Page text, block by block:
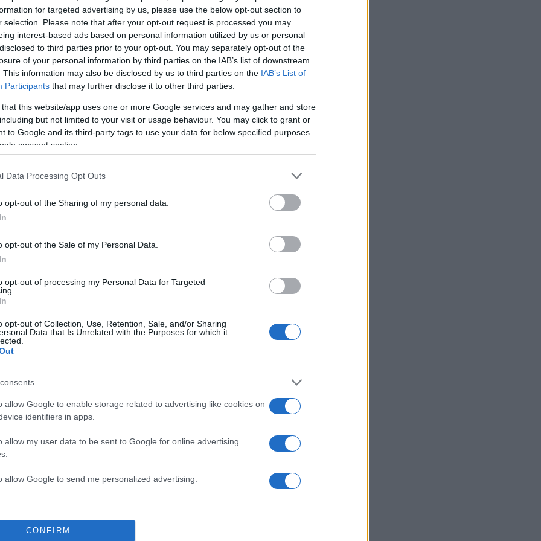
for targeted advertising by us, please use the below opt-out section to
selection. Please note that after your opt-out request is processed you may
interest-based ads based on personal information utilized by us or personal
to third parties prior to your opt-out. You may separately opt-out of the
of your personal information by third parties on the IAB’s list of downstream
This information may also be disclosed by us to third parties on the IAB’s List of
Participants that may further disclose it to other third parties.
that this website/app uses one or more Google services and may gather and store
but not limited to your visit or usage behaviour. You may click to grant or
to Google and its third-party tags to use your data for below specified purposes
consent section.
Data Processing Opt Outs
opt-out of the Sharing of my personal data.
opt-out of the Sale of my Personal Data.
opt-out of processing my Personal Data for Targeted
opt-out of Collection, Use, Retention, Sale, and/or Sharing
Data that Is Unrelated with the Purposes for which it
allow Google to enable storage related to advertising like cookies on
identifiers in apps.
allow my user data to be sent to Google for online advertising
allow Google to send me personalized advertising.
CONFIRM
για να καταλάβει ότι δεν φταίω και να μαλακώσω
ο Νικήστρατος», επισήμανε η κ. Σπανάκη.